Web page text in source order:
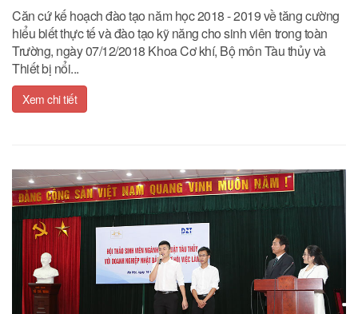
Căn cứ kế hoạch đào tạo năm học 2018 - 2019 về tăng cường
hiểu biết thực tế và đào tạo kỹ năng cho sinh viên trong toàn
Trường, ngày 07/12/2018 Khoa Cơ khí, Bộ môn Tàu thủy và
Thiết bị nổi...
Xem chi tiết